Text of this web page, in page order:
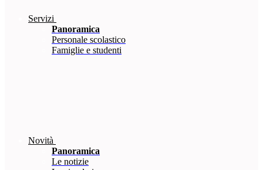
Servizi
Panoramica
Personale scolastico
Famiglie e studenti
Novità
Panoramica
Le notizie